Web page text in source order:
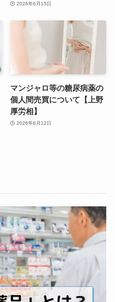
2026年6月15日
マンジャロ等の糖尿病薬の
個人間売買について【上野
厚労相】
2026年6月12日